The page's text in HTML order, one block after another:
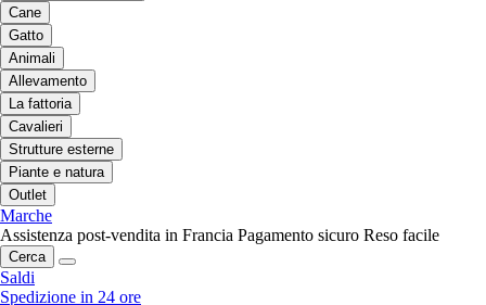
Cane
Gatto
Animali
Allevamento
La fattoria
Cavalieri
Strutture esterne
Piante e natura
Outlet
Marche
Assistenza post-vendita in Francia Pagamento sicuro Reso facile
Cerca
Saldi
Spedizione in 24 ore